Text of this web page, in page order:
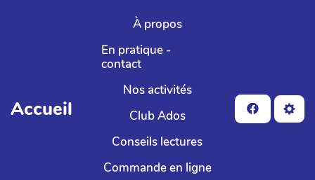
Aller au contenu principal
Accueil
À propos
En pratique -
contact
Nos activités
Club Ados
Conseils lectures
Commande en ligne